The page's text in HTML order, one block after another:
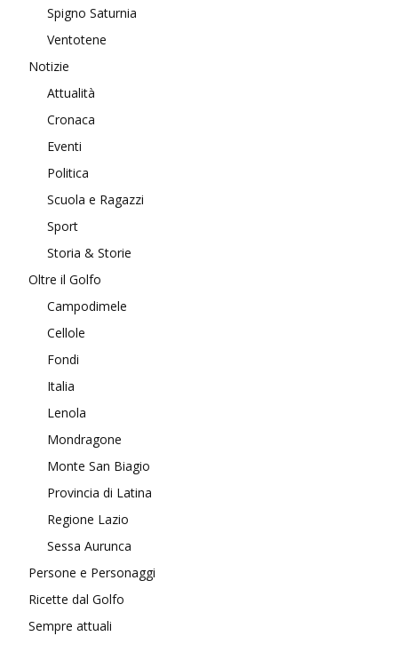
Spigno Saturnia
Ventotene
Notizie
Attualità
Cronaca
Eventi
Politica
Scuola e Ragazzi
Sport
Storia & Storie
Oltre il Golfo
Campodimele
Cellole
Fondi
Italia
Lenola
Mondragone
Monte San Biagio
Provincia di Latina
Regione Lazio
Sessa Aurunca
Persone e Personaggi
Ricette dal Golfo
Sempre attuali